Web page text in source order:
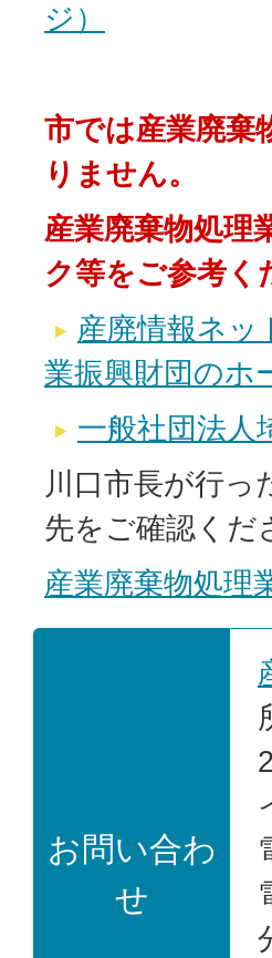
ジ）
市では産業廃棄
りません。
産業廃棄物処理
ク等をご参考く
産廃情報ネッ
業振興財団のホ
一般社団法人
川口市長が行っ
先をご確認くだ
産業廃棄物処理
お問い合わ
せ